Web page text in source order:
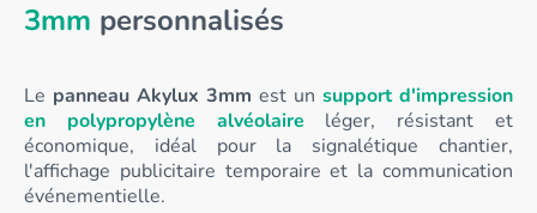
3mm personnalisés
Le panneau Akylux 3mm est un support d'impression
en polypropylène alvéolaire léger, résistant et
économique, idéal pour la signalétique chantier,
l'affichage publicitaire temporaire et la communication
événementielle.